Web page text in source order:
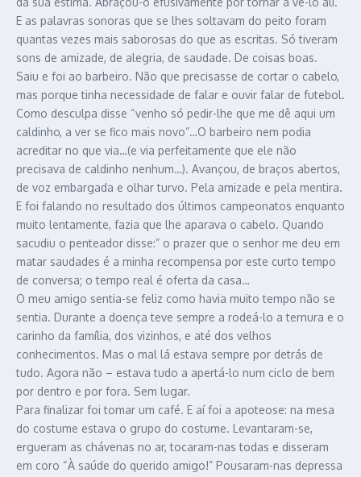
E as palavras sonoras que se lhes soltavam do peito foram
quantas vezes mais saborosas do que as escritas. Só tiveram
sons de amizade, de alegria, de saudade. De coisas boas.
Saiu e foi ao barbeiro. Não que precisasse de cortar o cabelo,
mas porque tinha necessidade de falar e ouvir falar de futebol.
Como desculpa disse “venho só pedir-lhe que me dê aqui um
caldinho, a ver se fico mais novo”…O barbeiro nem podia
acreditar no que via…(e via perfeitamente que ele não
precisava de caldinho nenhum…). Avançou, de braços abertos,
de voz embargada e olhar turvo. Pela amizade e pela mentira.
E foi falando no resultado dos últimos campeonatos enquanto
muito lentamente, fazia que lhe aparava o cabelo. Quando
sacudiu o penteador disse:” o prazer que o senhor me deu em
matar saudades é a minha recompensa por este curto tempo
de conversa; o tempo real é oferta da casa…
O meu amigo sentia-se feliz como havia muito tempo não se
sentia. Durante a doença teve sempre a rodeá-lo a ternura e o
carinho da família, dos vizinhos, e até dos velhos
conhecimentos. Mas o mal lá estava sempre por detrás de
tudo. Agora não – estava tudo a apertá-lo num ciclo de bem
por dentro e por fora. Sem lugar.
Para finalizar foi tomar um café. E aí foi a apoteose: na mesa
do costume estava o grupo do costume. Levantaram-se,
ergueram as chávenas no ar, tocaram-nas todas e disseram
em coro “À saúde do querido amigo!” Pousaram-nas depressa